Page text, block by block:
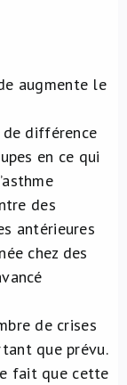
augmente le
de différence
en ce qui
des
antérieures
chez des
de crises
que prévu.
fait que cette